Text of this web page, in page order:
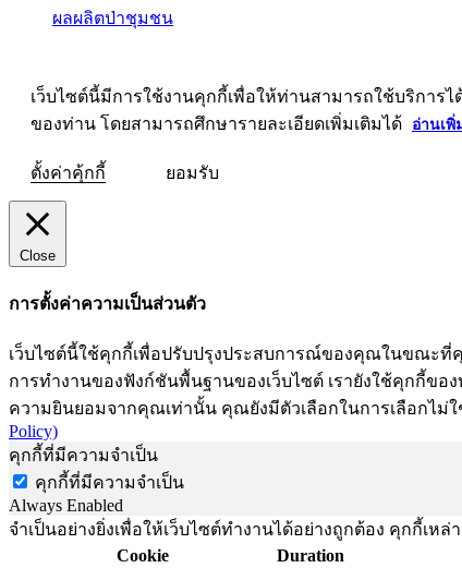
ผลผลิตป่าชุมชน
เว็บไซต์นี้มีการใช้งานคุกกี้เพื่อให้ท่านสามารถใช้บริการ
ของท่าน โดยสามารถศึกษารายละเอียดเพิ่มเติมได้
อ่านเพิ่
ตั้งค่าคุ้กกี้ ยอมรับ
Close
การตั้งค่าความเป็นส่วนตัว
เว็บไซต์นี้ใช้คุกกี้เพื่อปรับปรุงประสบการณ์ของคุณในขณะที่
การทำงานของฟังก์ชันพื้นฐานของเว็บไซต์ เรายังใช้คุกกี้ขอ
ความยินยอมจากคุณเท่านั้น คุณยังมีตัวเลือกในการเลือกไม่
Policy)
คุกกี้ที่มีความจำเป็น
คุกกี้ที่มีความจำเป็น
Always Enabled
จำเป็นอย่างยิ่งเพื่อให้เว็บไซต์ทำงานได้อย่างถูกต้อง คุกกี้
Cookie
Duration